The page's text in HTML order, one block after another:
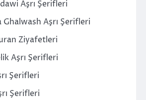
Aşrı Şerifleri
Aşrı Şerifleri
Ziyafetleri
Aşrı Şerifleri
Şerifleri
Şerifleri